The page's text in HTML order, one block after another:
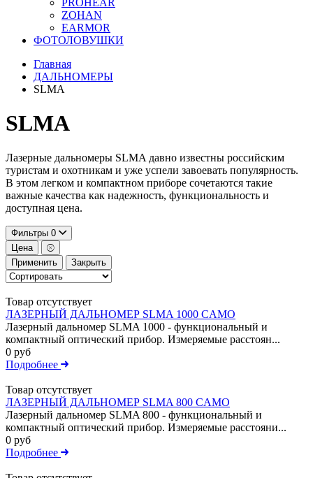
PROHEAR
ZOHAN
EARMOR
ФОТОЛОВУШКИ
Главная
ДАЛЬНОМЕРЫ
SLMA
SLMA
Лазерные дальномеры SLMA давно известны российским
туристам и охотникам и уже успели завоевать популярность.
В этом легком и компактном приборе сочетаются такие
важные качества как надежность, функциональность и
доступная цена.
Фильтры 0
Цена
Применить
Закрыть
Товар отсутствует
ЛАЗЕРНЫЙ ДАЛЬНОМЕР SLMA 1000 CAMO
Лазерный дальномер SLMA 1000 - функциональный и
компактный оптический прибор. Измеряемые расстоян...
0 руб
Подробнее
Товар отсутствует
ЛАЗЕРНЫЙ ДАЛЬНОМЕР SLMA 800 CAMO
Лазерный дальномер SLMA 800 - функциональный и
компактный оптический прибор. Измеряемые расстояни...
0 руб
Подробнее